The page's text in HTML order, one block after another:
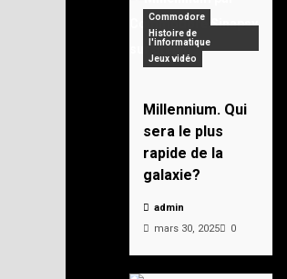
Commodore
Histoire de
l'informatique
Jeux vidéo
Millennium. Qui
sera le plus
rapide de la
galaxie?
admin
mars 30, 2025
0